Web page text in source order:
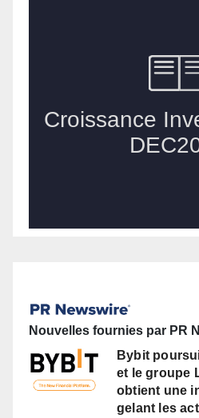
Nouvelles fournies par PR
Bybit
et le groupe
obtient une
gelant les